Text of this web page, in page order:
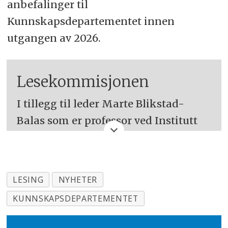
anbefalinger til
Kunnskapsdepartementet innen
utgangen av 2026.
Lesekommisjonen
I tillegg til leder Marte Blikstad-
Balas som er professor ved Institutt
kommisjonen av følgende
medlemmer:
Arne Johannes Aasen, senterleder ved
LESING
NYHETER
KUNNSKAPSDEPARTEMENTET